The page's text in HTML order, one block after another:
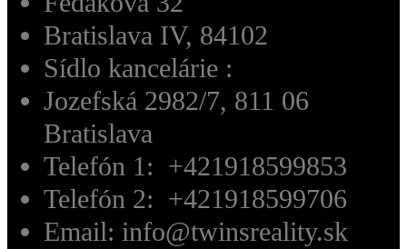
Bratislava IV, 84102
Sídlo kancelárie :
Jozefská 2982/7, 811 06
Bratislava
Telefón 1: +421918599853
Telefón 2: +421918599706
Email: info@twinsreality.sk